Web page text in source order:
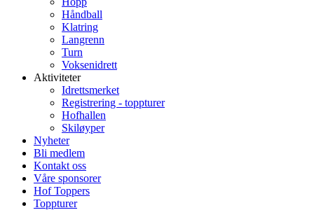
Håndball
Klatring
Langrenn
Turn
Voksenidrett
Aktiviteter
Idrettsmerket
Registrering - toppturer
Hofhallen
Skiløyper
Nyheter
Bli medlem
Kontakt oss
Våre sponsorer
Hof Toppers
Toppturer